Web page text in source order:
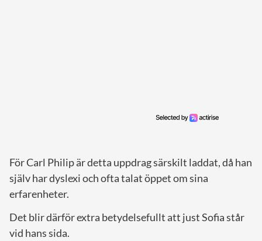
För Carl Philip är detta uppdrag särskilt laddat, då han
själv har dyslexi och ofta talat öppet om sina
erfarenheter.
Det blir därför extra betydelsefullt att just Sofia står
vid hans sida.